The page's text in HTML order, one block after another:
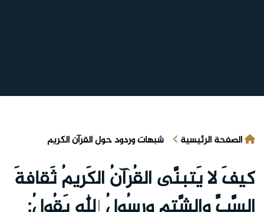
الصفحة الرئيسية شبهات وردود حول القرآن الكريم
كيفَ لا يَتبنَّى القُرآنُ الكَريمُ ثَقافةَ